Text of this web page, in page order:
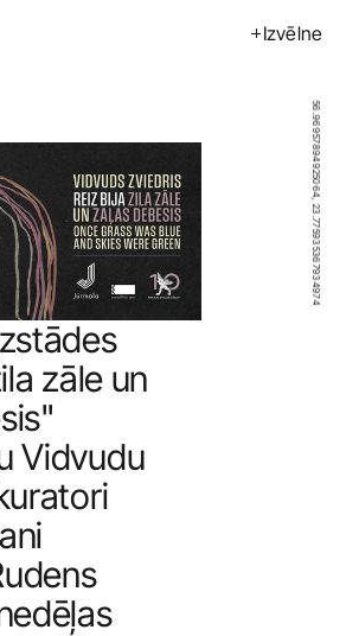
Izvēlne
zāle un
Vidvudu
56.96957894925064, 23.775935367934974